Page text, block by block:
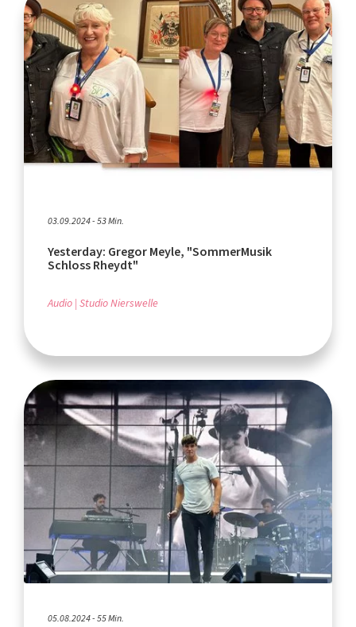
03.09.2024 - 53 Min.
Yesterday: Gregor Meyle, "SommerMusik
Schloss Rheydt"
Audio Studio Nierswelle
05.08.2024 - 55 Min.